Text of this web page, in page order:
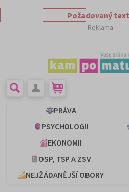
Požadovaný
Reklama
PRÁVA
PSYCHOLOGII
EKONOMII
OSP, TSP A ZSV
NEJŽÁDANĚJŠÍ OBORY